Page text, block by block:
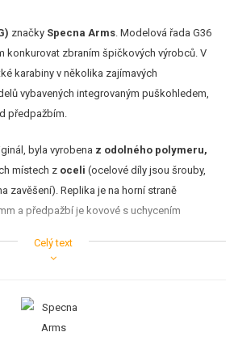
značky Specna Arms. Modelová řada G36
konkurovat zbraním špičkových výrobců. V
karabiny v několika zajímavých
vybavených integrovaným puškohledem,
předpažbím.
byla vyrobena z odolného polymeru,
místech z oceli (ocelové díly jsou šrouby,
zavěšení). Replika je na horní straně
a předpažbí je kovové s uchycením
a nastavitelnými, pevnými ocelovými mířidly.
boční pažbou, která zjednodušuje přepravu
Celý text